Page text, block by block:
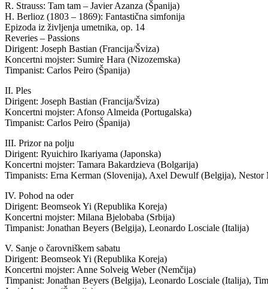
R. Strauss: Tam tam – Javier Azanza (Španija)
H. Berlioz (1803 – 1869): Fantastična simfonija
Epizoda iz življenja umetnika, op. 14
Reveries – Passions
Dirigent: Joseph Bastian (Francija/Šviza)
Koncertni mojster: Sumire Hara (Nizozemska)
Timpanist: Carlos Peiro (Španija)
II. Ples
Dirigent: Joseph Bastian (Francija/Šviza)
Koncertni mojster: Afonso Almeida (Portugalska)
Timpanist: Carlos Peiro (Španija)
III. Prizor na polju
Dirigent: Ryuichiro Ikariyama (Japonska)
Koncertni mojster: Tamara Bakardzieva (Bolgarija)
Timpanists: Erna Kerman (Slovenija), Axel Dewulf (Belgija), Nestor
IV. Pohod na oder
Dirigent: Beomseok Yi (Republika Koreja)
Koncertni mojster: Milana Bjelobaba (Srbija)
Timpanist: Jonathan Beyers (Belgija), Leonardo Losciale (Italija)
V. Sanje o čarovniškem sabatu
Dirigent: Beomseok Yi (Republika Koreja)
Koncertni mojster: Anne Solveig Weber (Nemčija)
Timpanist: Jonathan Beyers (Belgija), Leonardo Losciale (Italija),